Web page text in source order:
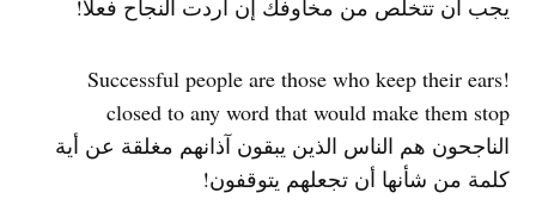
يجب أن تتخلص من مخاوفك إن أردت النجاح فعلاً!
!Successful people are those who keep their ears
closed to any word that would make them stop
الناجحون هم الناس الذين يبقون آذانهم مغلقة عن أية
كلمة من شأنها أن تجعلهم يتوقفون!